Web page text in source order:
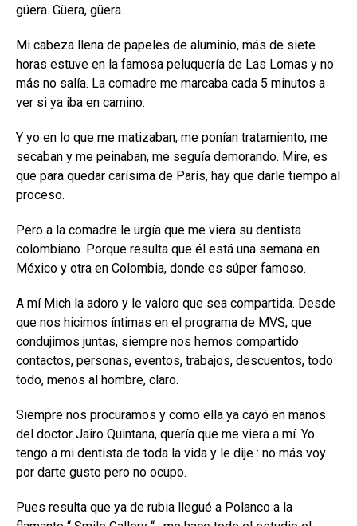
güera. Güera, güera.
Mi cabeza llena de papeles de aluminio, más de siete
horas estuve en la famosa peluquería de Las Lomas y no
más no salía. La comadre me marcaba cada 5 minutos a
ver si ya iba en camino.
Y yo en lo que me matizaban, me ponían tratamiento, me
secaban y me peinaban, me seguía demorando. Mire, es
que para quedar carísima de París, hay que darle tiempo al
proceso.
Pero a la comadre le urgía que me viera su dentista
colombiano. Porque resulta que él está una semana en
México y otra en Colombia, donde es súper famoso.
A mí Mich la adoro y le valoro que sea compartida. Desde
que nos hicimos íntimas en el programa de MVS, que
condujimos juntas, siempre nos hemos compartido
contactos, personas, eventos, trabajos, descuentos, todo
todo, menos al hombre, claro.
Siempre nos procuramos y como ella ya cayó en manos
del doctor Jairo Quintana, quería que me viera a mí. Yo
tengo a mi dentista de toda la vida y le dije : no más voy
por darte gusto pero no ocupo.
Pues resulta que ya de rubia llegué a Polanco a la